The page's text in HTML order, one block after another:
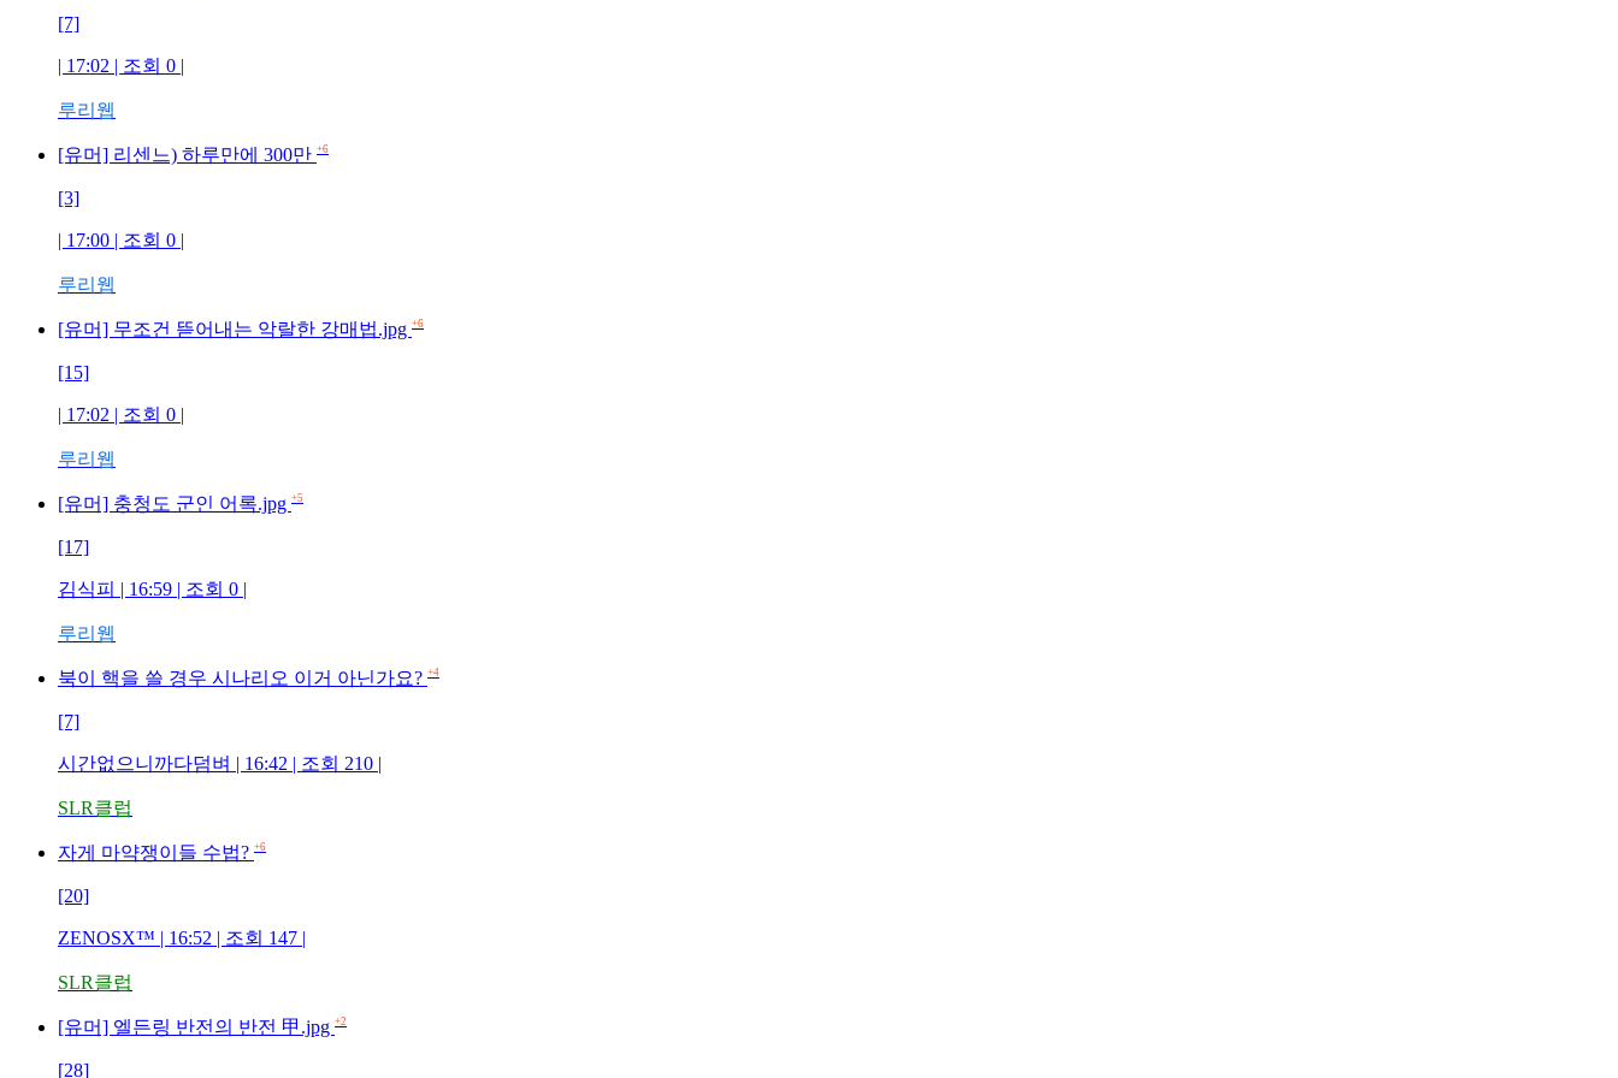
[7]
| 17:02 | 조회 0 |
루리웹
[유머] 리센느) 하루만에 300만 +6
[3]
| 17:00 | 조회 0 |
루리웹
[유머] 무조건 뜯어내는 악랄한 강매법.jpg +6
[15]
| 17:02 | 조회 0 |
루리웹
[유머] 충청도 군인 어록.jpg +5
[17]
김식피 | 16:59 | 조회 0 |
루리웹
북이 핵을 쓸 경우 시나리오 이거 아닌가요? +4
[7]
시간없으니까다덤벼 | 16:42 | 조회 210 |
SLR클럽
자게 마약쟁이들 수법? +6
[20]
ZENOSX™ | 16:52 | 조회 147 |
SLR클럽
[유머] 엘든링 반전의 반전 甲.jpg +2
[28]